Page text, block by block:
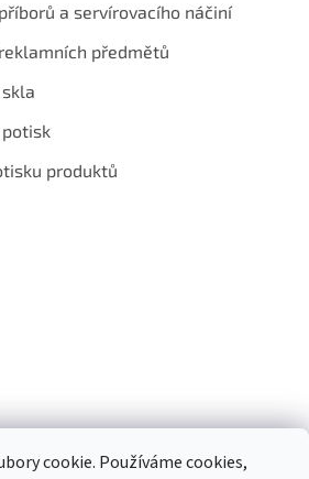
cookie. Používáme cookies,
a servírovacího náčiní
předmětů
produktů